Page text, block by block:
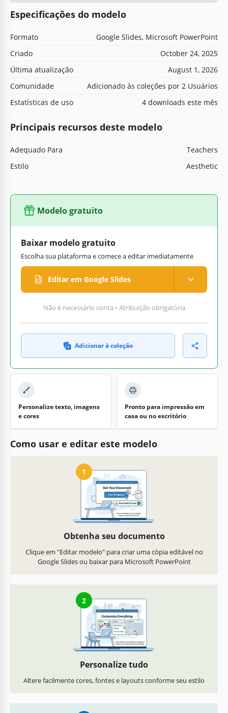
Especificações do modelo
Formato
Google Slides, Microsoft PowerPoint
Criado
October 24, 2025
Última atualização
August 1, 2026
Comunidade
Adicionado às coleções por 2 Usuários
Estatísticas de uso
4 downloads este mês
Principais recursos deste modelo
Adequado Para
Teachers
Estilo
Aesthetic
Modelo gratuito
Baixar modelo gratuito
Escolha sua plataforma e comece a editar imediatamente
Editar em Google Slides
Não é necessário conta • Atribuição obrigatória
Adicionar à coleção
Personalize texto, imagens
e cores
Pronto para impressão em
casa ou no escritório
Como usar e editar este modelo
1
Obtenha seu documento
Clique em "Editar modelo" para criar uma cópia editável no
Google Slides ou baixar para Microsoft PowerPoint
2
Personalize tudo
Altere facilmente cores, fontes e layouts conforme seu estilo